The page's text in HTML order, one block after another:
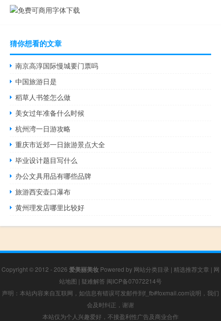
猜你想看的文章
南京高淳国际慢城要门票吗
中国旅游日是
稻草人书签怎么做
美女过年准备什么时候
杭州湾一日游攻略
重庆市近郊一日旅游景点大全
毕业设计题目写什么
办公文具用品有哪些品牌
旅游西安壶口瀑布
黄州理发店哪里比较好
Copyright © 2012 - 2026 爱美丽美妆 Powered by 网站分类目录 | 精选推荐文章 | 网
站地图 | 疑难解答 闽ICP备07072214号
声明：本站内容来自互联网，如信息有错误可发邮件到f_fb#foxmail.com说明，我们
会及时纠正，谢谢
本站仅为个人兴趣爱好，不接盈利性广告及商业合作